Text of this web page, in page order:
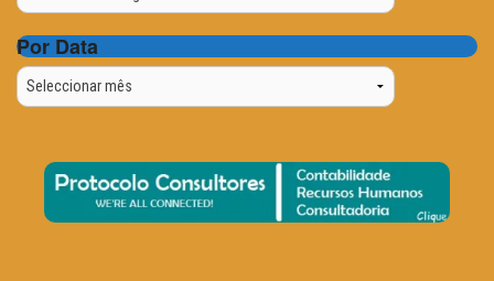
Por Data
Por
Data